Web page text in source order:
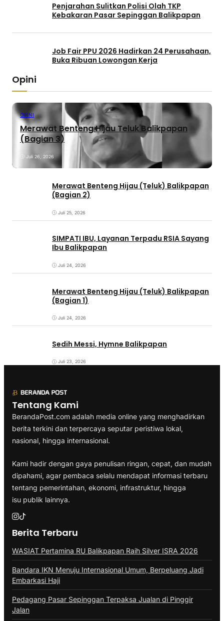
Penjarahan Sulitkan Polisi Olah TKP
Kebakaran Pasar Sepinggan Balikpapan
Job Fair PPU 2026 Hadirkan 24 Perusahaan,
Buka Ribuan Lowongan Kerja
Opini
OPINI
Merawat Benteng Hijau Teluk Balikpapan
(Bagian 3)
Juli 26, 2026
Merawat Benteng Hijau (Teluk) Balikpapan
(Bagian 2)
Juli 25, 2026
SIMPATI IBU, Layanan Terpadu RSIA Sayang
Ibu Balikpapan
Juli 24, 2026
Merawat Benteng Hijau (Teluk) Balikpapan
(Bagian 1)
Juli 24, 2026
Sedih Messi, Hymne Balikpapan
Juli 23, 2026
Tentang Kami
BerandaPost.com adalah media online yang menghadirkan
berita terkini dan terpercaya seputar peristiwa lokal,
nasional, hingga internasional.
Kami hadir dengan gaya penulisan ringan, cepat, dan mudah
dipahami, agar pembaca selalu mendapat informasi terbaru
tentang pemerintahan, ekonomi, infrastruktur, hingga
isu publik lainnya.
Berita Terbaru
WASIAT Pertamina RU Balikpapan Raih Silver ISRA 2026
Bandara IKN Menuju Internasional Umum, Berpeluang Jadi
Embarkasi Haji
Pedagang Pasar Sepinggan Terpaksa Jualan di Pinggir
Jalan